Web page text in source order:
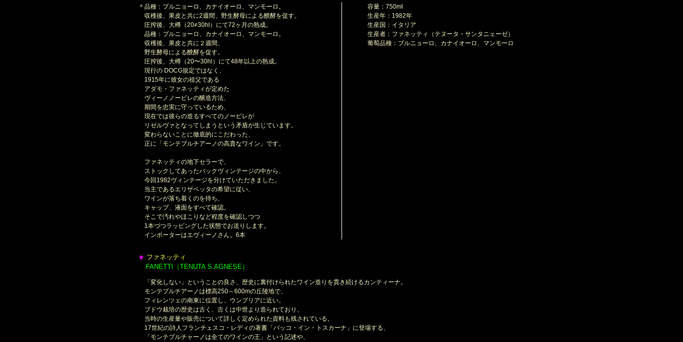
＊品種：プルニョーロ、カナイオーロ、マンモーロ。
収穫後、果皮と共に2週間、野生酵母による醗酵を促す。
圧搾後、大樽（20≠30hl）にて72ヶ月の熟成。
品種：プルニョーロ、カナイオーロ、マンモーロ。
収穫後、果皮と共に２週間、
野生酵母による醗酵を促す。
圧搾後、大樽（20〜30hl）にて48年以上の熟成。
現行の DOCG規定ではなく、
1915年に彼女の祖父である
アダモ・ファネッティが定めた
ヴィーノノービレの醸造方法、
期間を忠実に守っているため、
現在では彼らの造るすべてのノービレが
リゼルヴァとなってしまうという矛盾が生じています。
変わらないことに徹底的にこだわった、
正に「モンテプルチアーノの高貴なワイン」です。
ファネッティの地下セラーで、
ストックしてあったバックヴィンテージの中から、
今回1982ヴィンテージを分けていただきました。
当主であるエリザベッタの希望に従い、
ワインが落ち着くのを待ち、
キャップ、液面をすべて確認。
そこで汚れやほこりなど程度を確認しつつ
1本づつラッピングした状態でお送りします。
インポーターはエヴィーノさん。6本
容量：750ml
生産年：1982年
生産国：イタリア
生産者：ファネッティ（テヌータ・サンタニェーゼ）
葡萄品種：プルニョーロ、カナイオーロ、マンモーロ
★ ファネッティ
FANETTI（TENUTA S.AGNESE）
「変化しない」ということの良さ、歴史に裏付けられたワイン造りを貫き続けるカンティーナ。
モンテプルチアーノは標高250～600mの丘陵地で、
フィレンツェの南東に位置し、ウンブリアに近い。
ブドウ栽培の歴史は古く、古くは中世より造られており、
当時の生産量や販売について詳しく定められた資料も残されている。
17世紀の詩人フランチェスコ・レディの著書「バッコ・イン・トスカーナ」に登場する、
「モンテプルチャーノは全てのワインの王」という記述や、